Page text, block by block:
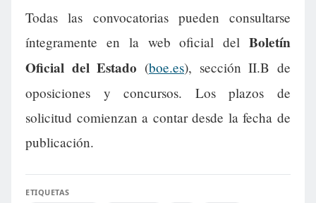
Todas las convocatorias pueden consultarse
íntegramente en la web oficial del Boletín
Oficial del Estado (boe.es), sección II.B de
oposiciones y concursos. Los plazos de
solicitud comienzan a contar desde la fecha de
publicación.
ETIQUETAS